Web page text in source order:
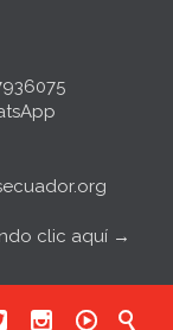
clic aquí →
  